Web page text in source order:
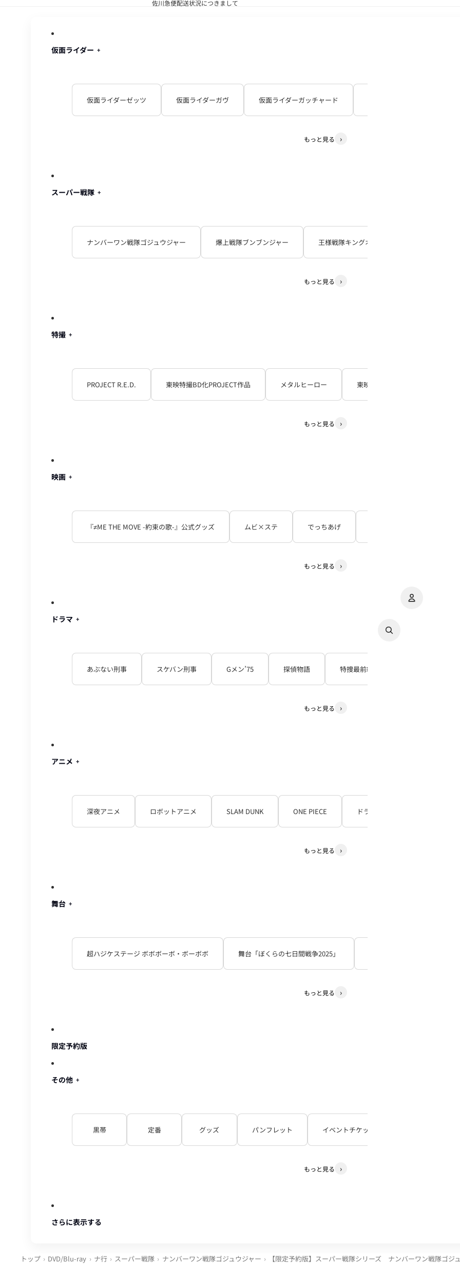
佐川急便配送状況につきまして
佐川急便配送状況につきまして
仮面ライダー
仮面ライダーゼッツ 仮面ライダーガヴ 仮面ライダーガッチャード
もっと見る
スーパー戦隊
ナンバーワン戦隊ゴジュウジャー 爆上戦隊ブンブンジャー 王様戦隊キングオージャー
もっと見る
特撮
PROJECT R.E.D. 東映特撮BD化PROJECT作品 メタルヒーロー 東映TV特撮シリーズ
もっと見る
映画
『≠ME THE MOVE -約束の歌-』公式グッズ ムビ×ステ でっちあげ
もっと見る
ドラマ
あぶない刑事 スケバン刑事 Gメン’75 探偵物語 特捜最前線
もっと見る
アニメ
深夜アニメ ロボットアニメ SLAM DUNK ONE PIECE ドラゴンボール
もっと見る
舞台
超ハジケステージ ボボボーボ・ボーボボ 舞台「ぼくらの七日間戦争2025」
もっと見る
限定予約版
その他
黒帯 定番 グッズ パンフレット イベントチケット
もっと見る
さらに表示する
トップ DVD/Blu-ray ナ行 スーパー戦隊 ナンバーワン戦隊ゴジュウジャー 【限定予約版】スーパー戦隊シリーズ ナンバーワン戦隊